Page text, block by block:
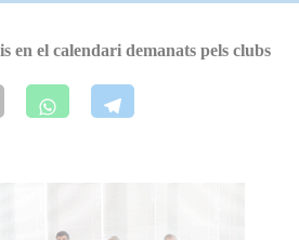
en el calendari demanats pels clubs